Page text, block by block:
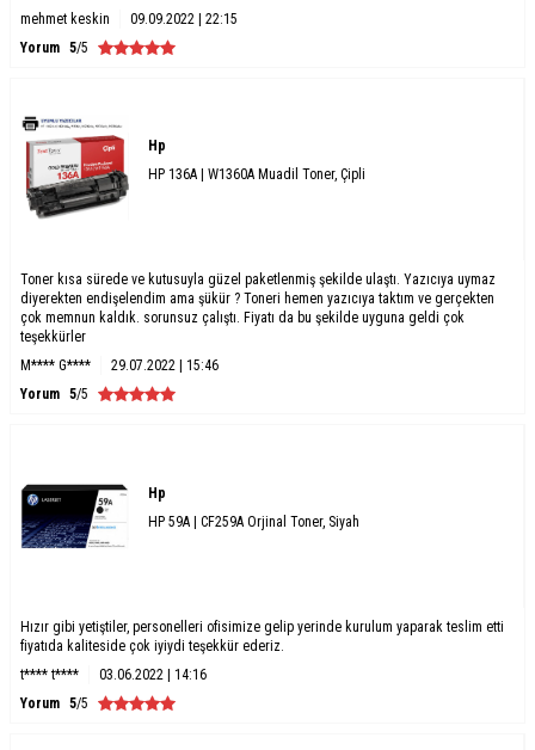
mehmet keskin
09.09.2022 | 22:15
Yorum 5/5
Hp
HP 136A | W1360A Muadil Toner, Çipli
Toner kısa sürede ve kutusuyla güzel paketlenmiş şekilde ulaştı. Yazıcıya uymaz
diyerekten endişelendim ama şükür ? Toneri hemen yazıcıya taktım ve gerçekten
çok memnun kaldık. sorunsuz çalıştı. Fiyatı da bu şekilde uyguna geldi çok
teşekkürler
M**** G****
29.07.2022 | 15:46
Yorum 5/5
Hp
HP 59A | CF259A Orjinal Toner, Siyah
Hızır gibi yetiştiler, personelleri ofisimize gelip yerinde kurulum yaparak teslim etti
fiyatıda kaliteside çok iyiydi teşekkür ederiz.
t**** t****
03.06.2022 | 14:16
Yorum 5/5